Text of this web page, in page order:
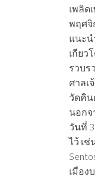
เพลิด
พฤศจิ
แนะน
เกียว
รวบร
ศาลเ
วัดคิน
นอกจ
วันที่
ไว้ เ
เมือง